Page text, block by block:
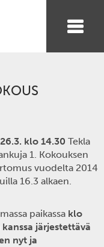
klo 14.30 Tekla
1. Kokouksen
vuodelta 2014
16.3 alkaen.
paikassa klo
järjestettävä
nyt ja